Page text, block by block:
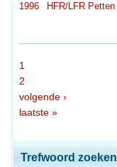
1996
HFR/LFR Petten
1
2
volgende ›
laatste »
Trefwoord zoeken